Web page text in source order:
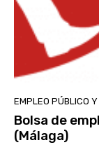
EMPLEO PÚBLICO
Bolsa de
(Málaga)